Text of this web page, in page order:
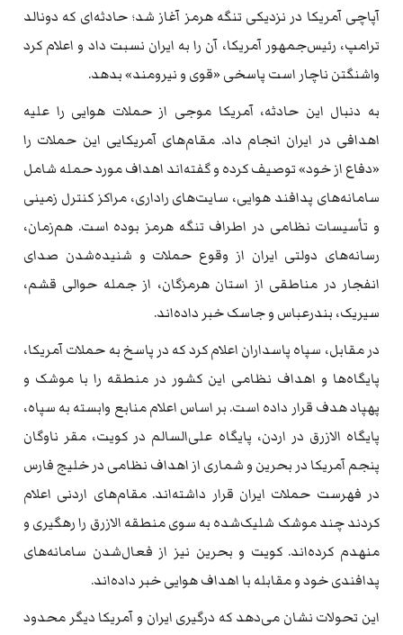
آپاچی آمریکا در نزدیکی تنگه هرمز آغاز شد؛ حادثه‌ای که دونالد
ترامپ، رئیس‌جمهور آمریکا، آن را به ایران نسبت داد و اعلام کرد
واشنگتن ناچار است پاسخی «قوی و نیرومند» بدهد.
به دنبال این حادثه، آمریکا موجی از حملات هوایی را علیه
اهدافی در ایران انجام داد. مقام‌های آمریکایی این حملات را
«دفاع از خود» توصیف کرده و گفته‌اند اهداف مورد حمله شامل
سامانه‌های پدافند هوایی، سایت‌های راداری، مراکز کنترل زمینی
و تأسیسات نظامی در اطراف تنگه هرمز بوده است. هم‌زمان،
رسانه‌های دولتی ایران از وقوع حملات و شنیده‌شدن صدای
انفجار در مناطقی از استان هرمزگان، از جمله حوالی قشم،
سیریک، بندرعباس و جاسک خبر داده‌اند.
در مقابل، سپاه پاسداران اعلام کرد که در پاسخ به حملات آمریکا،
پایگاه‌ها و اهداف نظامی این کشور در منطقه را با موشک و
پهپاد هدف قرار داده است. بر اساس اعلام منابع وابسته به سپاه،
پایگاه الازرق در اردن، پایگاه علی‌السالم در کویت، مقر ناوگان
پنجم آمریکا در بحرین و شماری از اهداف نظامی در خلیج فارس
در فهرست حملات ایران قرار داشته‌اند. مقام‌های اردنی اعلام
کردند چند موشک شلیک‌شده به سوی منطقه الازرق را رهگیری و
منهدم کرده‌اند. کویت و بحرین نیز از فعال‌شدن سامانه‌های
پدافندی خود و مقابله با اهداف هوایی خبر داده‌اند.
این تحولات نشان می‌دهد که درگیری ایران و آمریکا دیگر محدود